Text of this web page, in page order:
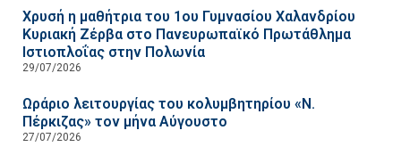
Χρυσή η μαθήτρια του 1ου Γυμνασίου Χαλανδρίου
Κυριακή Ζέρβα στο Πανευρωπαϊκό Πρωτάθλημα
Ιστιοπλοΐας στην Πολωνία
29/07/2026
Ωράριο λειτουργίας του κολυμβητηρίου «Ν.
Πέρκιζας» τον μήνα Αύγουστο
27/07/2026